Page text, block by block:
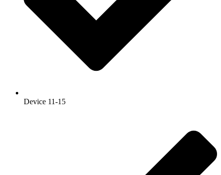
Device 11-15